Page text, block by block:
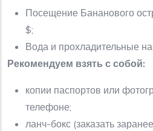
Посещение Бананового
$;
Вода и прохладительные
Рекомендуем взять с собой:
копии паспортов или
телефоне;
ланч-бокс (заказать